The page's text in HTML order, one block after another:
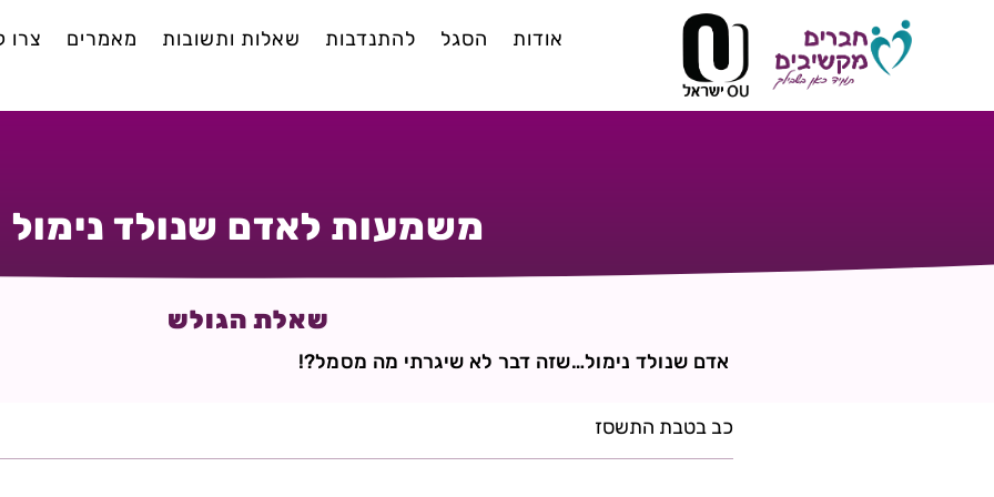
אודות הסגל להתנדבות שאלות ותשובות מאמרים צרו
משמעות לאדם שנולד נימול
שאלת הגולש
אדם שנולד נימול…שזה דבר לא שיגרתי מה מסמל?!
כב בטבת התשסז